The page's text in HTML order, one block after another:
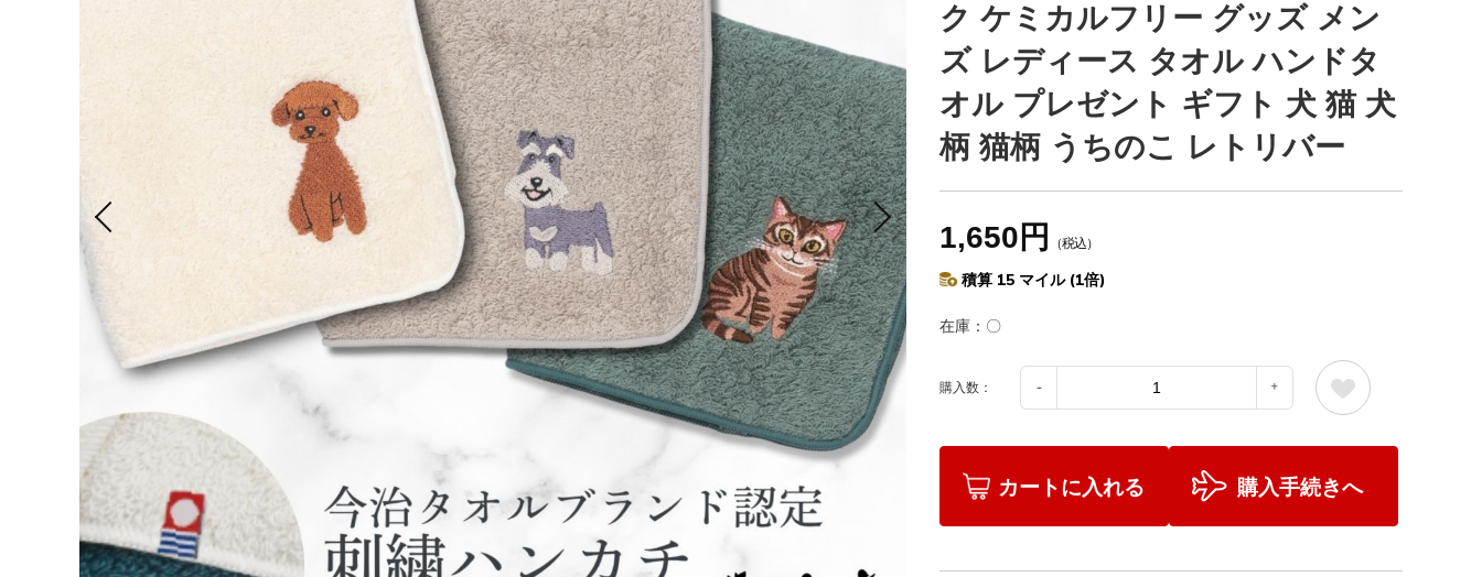
ク ケミカルフリー グッズ メン
ズ レディース タオル ハンドタ
オル プレゼント ギフト 犬 猫 犬
柄 猫柄 うちのこ レトリバー
1,650円 （税込）
積算 15 マイル (1倍)
在庫 〇
購入数：
カートに入れる 購入手続きへ